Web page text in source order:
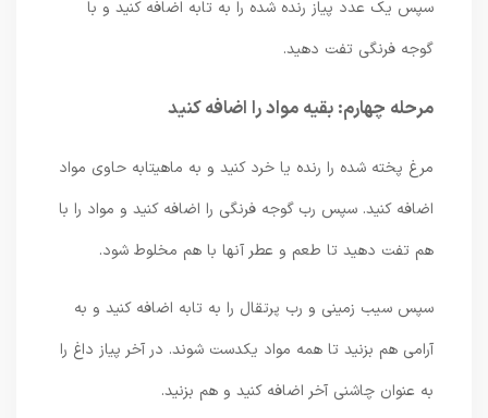
سپس یک عدد پیاز رنده شده را به تابه اضافه کنید و با
گوجه فرنگی تفت دهید.
مرحله چهارم: بقیه مواد را اضافه کنید
مرغ پخته شده را رنده یا خرد کنید و به ماهیتابه حاوی مواد
اضافه کنید. سپس رب گوجه فرنگی را اضافه کنید و مواد را با
هم تفت دهید تا طعم و عطر آنها با هم مخلوط شود.
سپس سیب زمینی و رب پرتقال را به تابه اضافه کنید و به
آرامی هم بزنید تا همه مواد یکدست شوند. در آخر پیاز داغ را
به عنوان چاشنی آخر اضافه کنید و هم بزنید.